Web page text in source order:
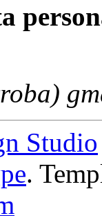
Studio
.